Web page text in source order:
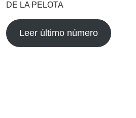
DE LA PELOTA
Leer último número